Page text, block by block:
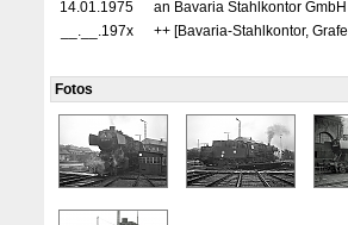
14.01.1975
an Bavaria Stahlkontor
__.__.197x
++ [Bavaria-Stahlkontor,
Fotos